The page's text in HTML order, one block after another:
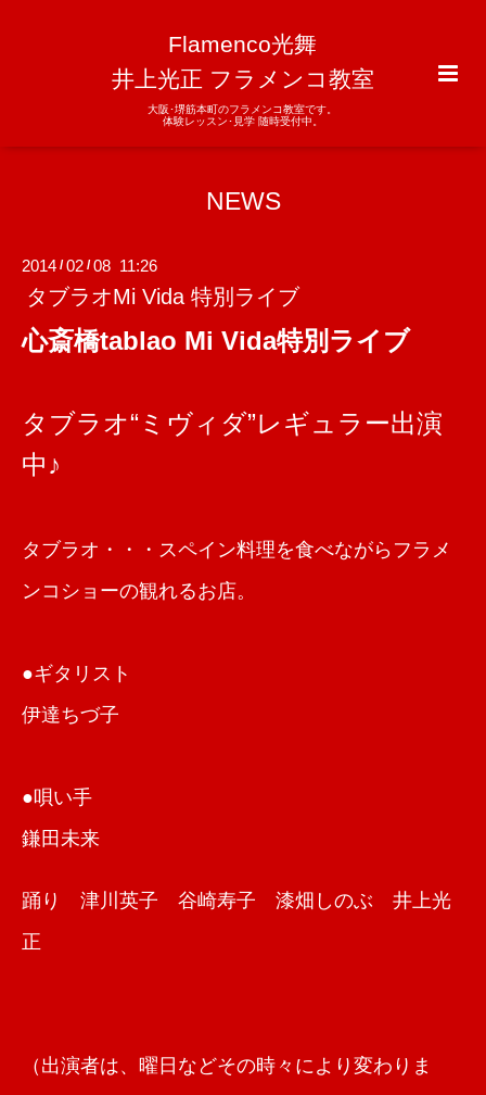
Flamenco光舞
井上光正 フラメンコ教室
大阪･堺筋本町のフラメンコ教室です。
体験レッスン･見学 随時受付中。
NEWS
2014 /02 /08 11:26
タブラオMi Vida 特別ライブ
心斎橋tablao Mi Vida特別ライブ
タブラオ“ミヴィダ”レギュラー出演
中♪
タブラオ・・・スペイン料理を食べながらフラメ
ンコショーの観れるお店。
●ギタリスト
伊達ちづ子
●唄い手
鎌田未来
踊り 津川英子 谷崎寿子 漆畑しのぶ 井上光
正
（出演者は、曜日などその時々により変わりま